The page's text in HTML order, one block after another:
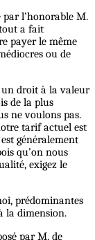
l’honorable M.
a fait
payer le même
ou de
un droit à la valeur
de la plus
ne voulons pas.
tarif actuel est
généralement
qu’on nous
exigez le
prédominantes
la dimension.
par M. de